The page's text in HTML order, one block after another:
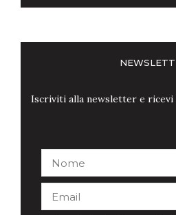
Iscriviti alla newsletter e